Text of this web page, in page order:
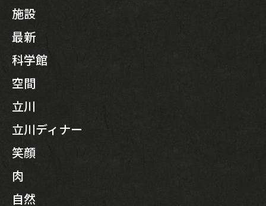
施設
最新
科学館
空間
立川
立川ディナー
笑顔
肉
自然